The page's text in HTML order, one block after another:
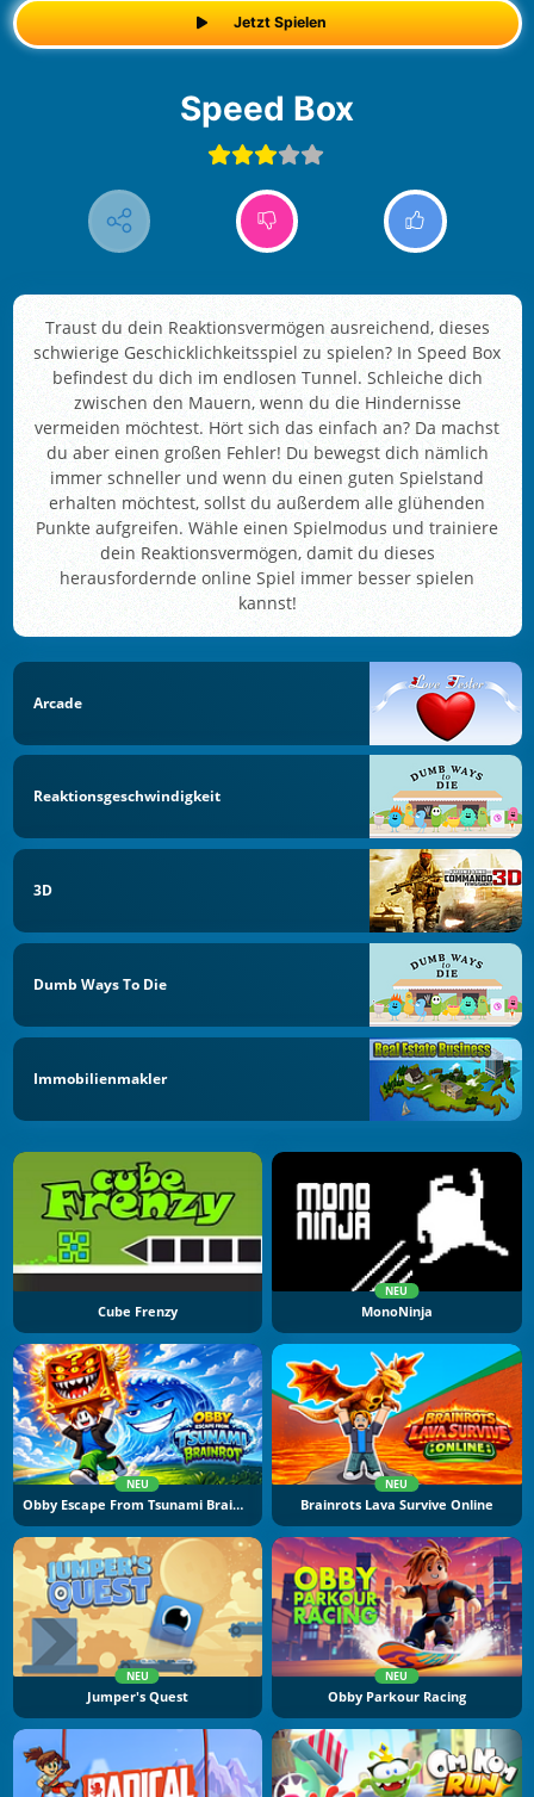
Jetzt Spielen
Speed Box
Traust du dein Reaktionsvermögen ausreichend, dieses
schwierige Geschicklichkeitsspiel zu spielen? In Speed Box
befindest du dich im endlosen Tunnel. Schleiche dich
zwischen den Mauern, wenn du die Hindernisse
vermeiden möchtest. Hört sich das einfach an? Da machst
du aber einen großen Fehler! Du bewegst dich nämlich
immer schneller und wenn du einen guten Spielstand
erhalten möchtest, sollst du außerdem alle glühenden
Punkte aufgreifen. Wähle einen Spielmodus und trainiere
dein Reaktionsvermögen, damit du dieses
herausfordernde online Spiel immer besser spielen
kannst!
Arcade
Reaktionsgeschwindigkeit
3D
Dumb Ways To Die
Immobilienmakler
Cube Frenzy
NEU
MonoNinja
NEU
Obby Escape From Tsunami Brainrot
NEU
Brainrots Lava Survive Online
NEU
Jumper's Quest
NEU
Obby Parkour Racing